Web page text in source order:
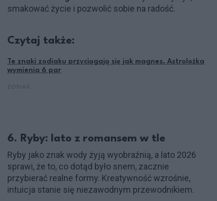
smakować życie i pozwolić sobie na radość.
Czytaj także:
Te znaki zodiaku przyciągają się jak magnes. Astrolożka
wymienia 6 par
6. Ryby: lato z romansem w tle
Ryby jako znak wody żyją wyobraźnią, a lato 2026
sprawi, że to, co dotąd było snem, zacznie
przybierać realne formy. Kreatywność wzrośnie,
intuicja stanie się niezawodnym przewodnikiem.